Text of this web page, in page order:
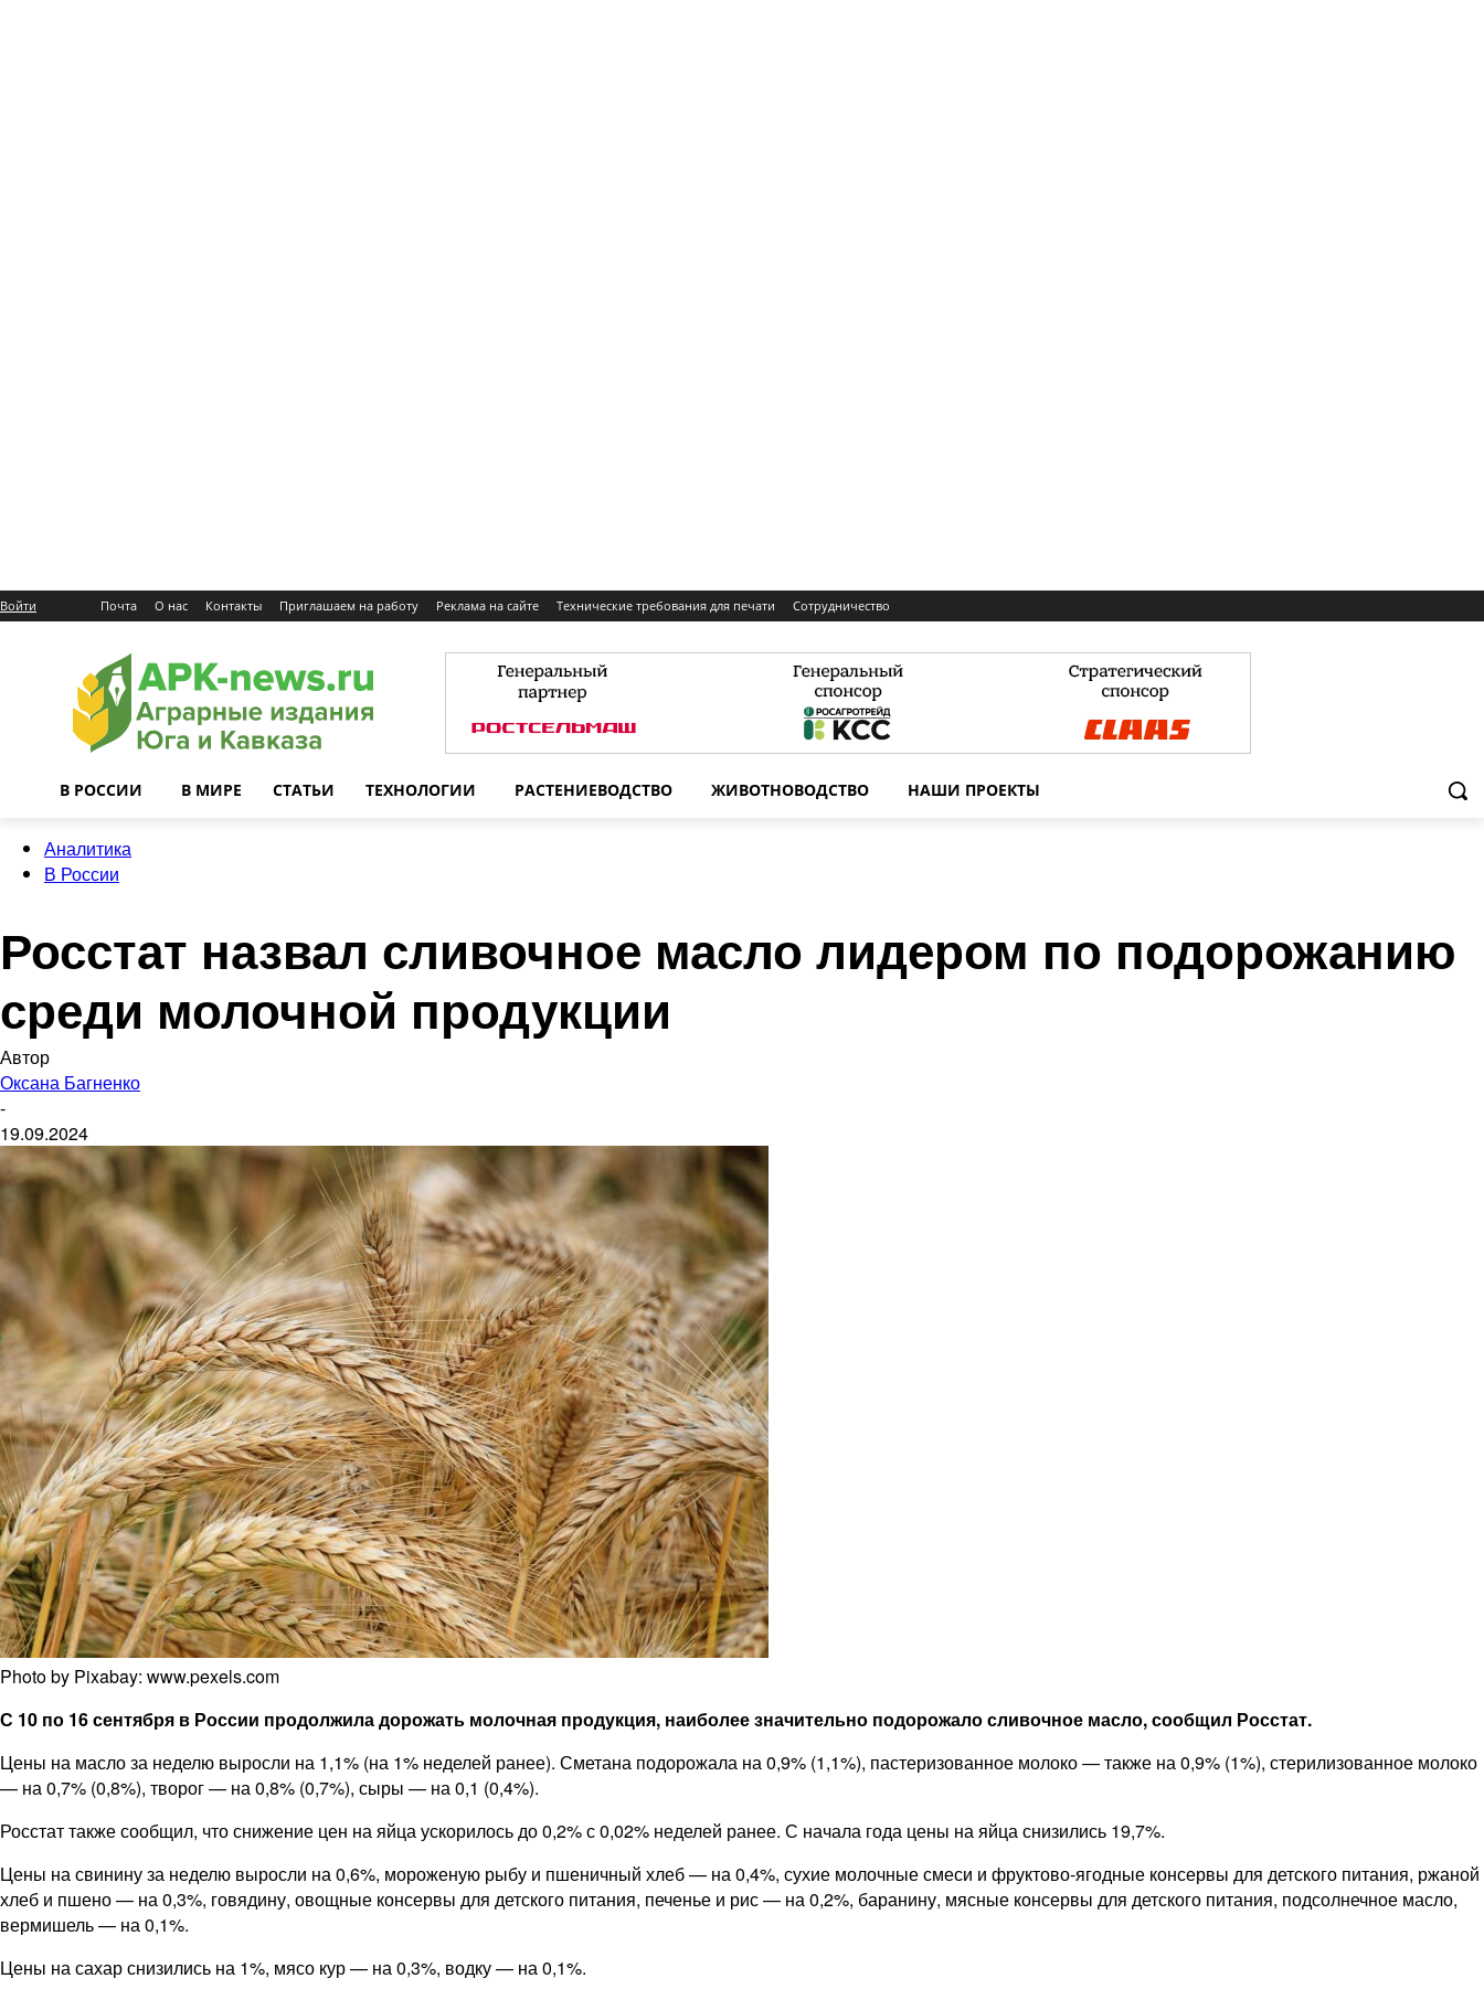
Войти Почта О нас Контакты Приглашаем на работу Реклама на сайте Технические требования для печати Сотрудничество
В РОССИИ В МИРЕ СТАТЬИ ТЕХНОЛОГИИ РАСТЕНИЕВОДСТВО ЖИВОТНОВОДСТВО НАШИ ПРОЕКТЫ
Аналитика
В России
Росстат назвал сливочное масло лидером по подорожанию
среди молочной продукции
Автор
Оксана Багненко
-
19.09.2024
Photo by Pixabay: www.pexels.com
С 10 по 16 сентября в России продолжила дорожать молочная продукция, наиболее значительно подорожало сливочное масло, сообщил Росстат.
Цены на масло за неделю выросли на 1,1% (на 1% неделей ранее). Сметана подорожала на 0,9% (1,1%), пастеризованное молоко — также на 0,9% (1%), стерилизованное молоко
— на 0,7% (0,8%), творог — на 0,8% (0,7%), сыры — на 0,1 (0,4%).
Росстат также сообщил, что снижение цен на яйца ускорилось до 0,2% с 0,02% неделей ранее. С начала года цены на яйца снизились 19,7%.
Цены на свинину за неделю выросли на 0,6%, мороженую рыбу и пшеничный хлеб — на 0,4%, сухие молочные смеси и фруктово-ягодные консервы для детского питания, ржаной
хлеб и пшено — на 0,3%, говядину, овощные консервы для детского питания, печенье и рис — на 0,2%, баранину, мясные консервы для детского питания, подсолнечное масло,
вермишель — на 0,1%.
Цены на сахар снизились на 1%, мясо кур — на 0,3%, водку — на 0,1%.